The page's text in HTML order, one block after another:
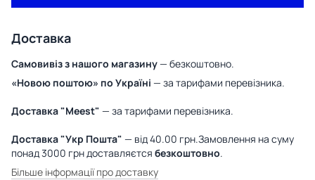
Доставка
Самовивіз з нашого магазину— безкоштовно.
«Новою поштою» по Україні — за тарифами перевізника.
Доставка "Meest" — за тарифами перевізника.
Доставка "Укр Пошта" — від 40.00 грн.Замовлення на суму
понад 3000 грн доставляєтся безкоштовно.
Більше інформації про доставку